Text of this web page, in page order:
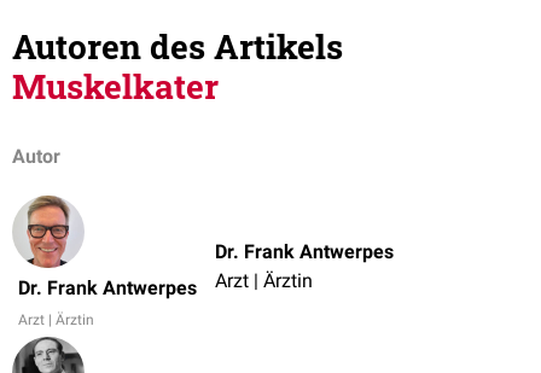
Autoren des Artikels
Muskelkater
Autor
Dr. Frank Antwerpes
Arzt | Ärztin
Dr. Frank Antwerpes
Arzt | Ärztin